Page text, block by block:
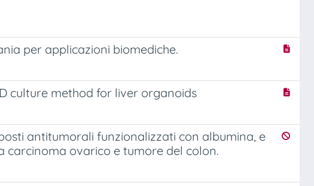
per applicazioni biomediche.
culture method for liver organoids
antitumorali funzionalizzati con albumina, e
carcinoma ovarico e tumore del colon.